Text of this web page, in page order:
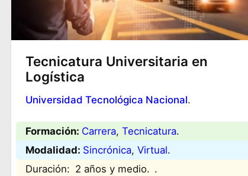
Tecnicatura Universitaria en
Logística
Universidad Tecnológica Nacional.
Formación: Carrera, Tecnicatura.
Modalidad: Sincrónica, Virtual.
Duración: 2 años y medio. .